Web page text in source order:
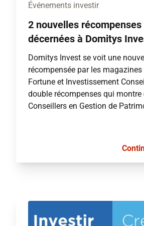
Événements investir
2 nouvelles récompenses
décernées à Domitys
Domitys Invest se voit une
récompensée par les
Fortune et Investissement
double récompenses qui montre
Conseillers en Gestion de